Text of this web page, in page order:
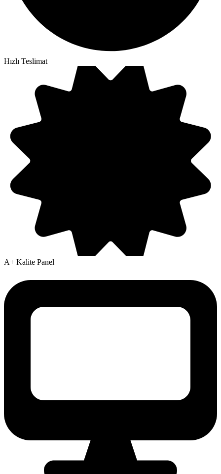
Hızlı Teslimat
A+ Kalite Panel